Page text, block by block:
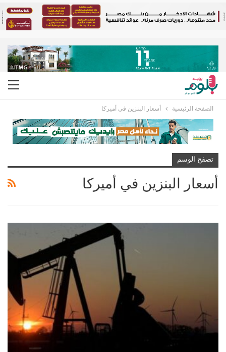
الصفحة الرئيسية أسعار البنزين في أميركا
تصفح الوسم
أسعار البنزين في أميركا